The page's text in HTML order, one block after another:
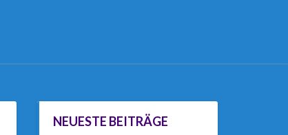
NEUESTE BEITRÄGE